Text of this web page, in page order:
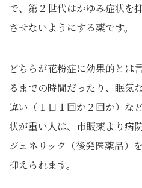
で、第２世代はかゆみ症状を
させないようにする薬です。
どちらが花粉症に効果的とは
るまでの時間だったり、眠気
違い（１日１回か２回か）な
状が重い人は、市販薬より病
ジェネリック（後発医薬品）
抑えられます。